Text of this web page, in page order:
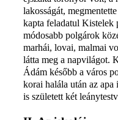
lakosságát,
kapta feladatul Kistelek
módosabb polgárok
marhái, lovai, malmai
látta meg a napvilágot.
Ádám később a város
korai halála után az apa
is született két